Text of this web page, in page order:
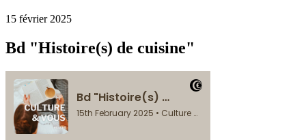
15 février 2025
Bd "Histoire(s) de cuisine"